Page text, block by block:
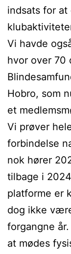
indsats for
Vi havde
hvor over 70
Hobro, som
et
Vi prøver
forbindelse
nok hører
tilbage i
platforme er
dog ikke
forgangne
at mødes